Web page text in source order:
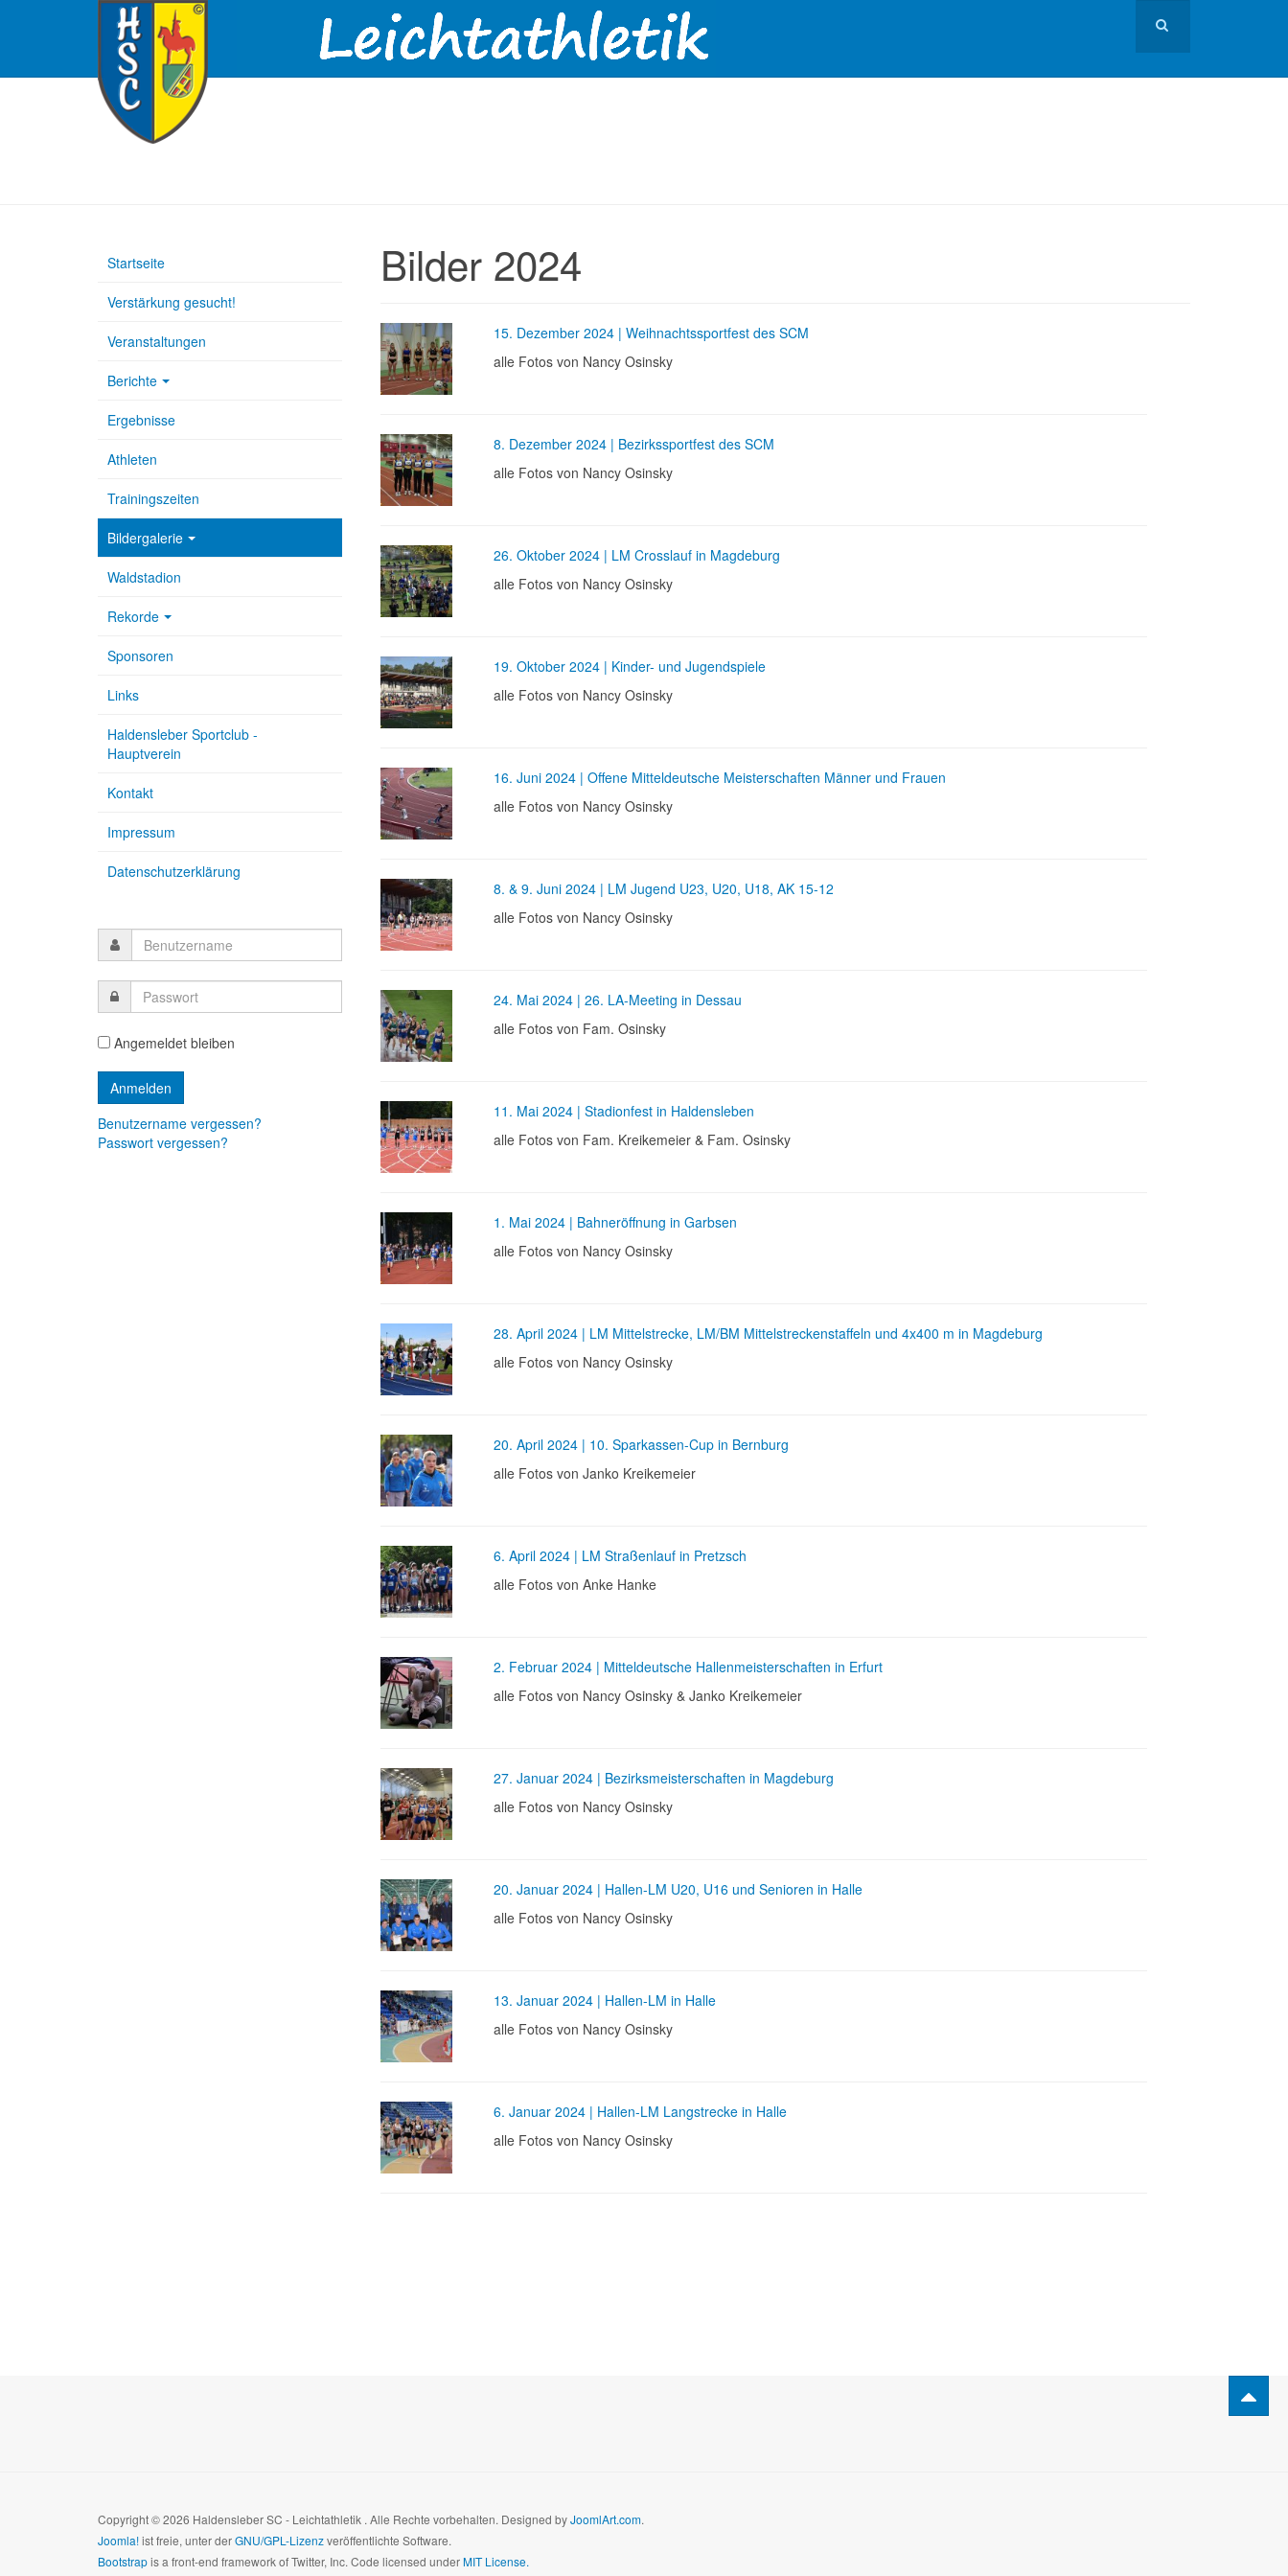
Bilder 2024
15. Dezember 2024 | Weihnachtssportfest des SCM
alle Fotos von Nancy Osinsky
8. Dezember 2024 | Bezirkssportfest des SCM
alle Fotos von Nancy Osinsky
26. Oktober 2024 | LM Crosslauf in Magdeburg
alle Fotos von Nancy Osinsky
19. Oktober 2024 | Kinder- und Jugendspiele
alle Fotos von Nancy Osinsky
16. Juni 2024 | Offene Mitteldeutsche Meisterschaften Männer und Frauen
alle Fotos von Nancy Osinsky
8. & 9. Juni 2024 | LM Jugend U23, U20, U18, AK 15-12
alle Fotos von Nancy Osinsky
24. Mai 2024 | 26. LA-Meeting in Dessau
alle Fotos von Fam. Osinsky
11. Mai 2024 | Stadionfest in Haldensleben
alle Fotos von Fam. Kreikemeier & Fam. Osinsky
1. Mai 2024 | Bahneröffnung in Garbsen
alle Fotos von Nancy Osinsky
28. April 2024 | LM Mittelstrecke, LM/BM Mittelstreckenstaffeln und 4x400 m in Magdeburg
alle Fotos von Nancy Osinsky
20. April 2024 | 10. Sparkassen-Cup in Bernburg
alle Fotos von Janko Kreikemeier
6. April 2024 | LM Straßenlauf in Pretzsch
alle Fotos von Anke Hanke
2. Februar 2024 | Mitteldeutsche Hallenmeisterschaften in Erfurt
alle Fotos von Nancy Osinsky & Janko Kreikemeier
27. Januar 2024 | Bezirksmeisterschaften in Magdeburg
alle Fotos von Nancy Osinsky
20. Januar 2024 | Hallen-LM U20, U16 und Senioren in Halle
alle Fotos von Nancy Osinsky
13. Januar 2024 | Hallen-LM in Halle
alle Fotos von Nancy Osinsky
6. Januar 2024 | Hallen-LM Langstrecke in Halle
alle Fotos von Nancy Osinsky
Startseite
Verstärkung gesucht!
Veranstaltungen
Berichte
Ergebnisse
Athleten
Trainingszeiten
Bildergalerie
Waldstadion
Rekorde
Sponsoren
Links
Haldensleber Sportclub -
Hauptverein
Kontakt
Impressum
Datenschutzerklärung
Angemeldet bleiben
Benutzername vergessen?
Passwort vergessen?
Copyright © 2026 Haldensleber SC - Leichtathletik . Alle Rechte vorbehalten. Designed byJoomlArt.com.
Joomla!ist freie, unter derGNU/GPL-Lizenzveröffentlichte Software.
Bootstrapis a front-end framework of Twitter, Inc. Code licensed underMIT License.